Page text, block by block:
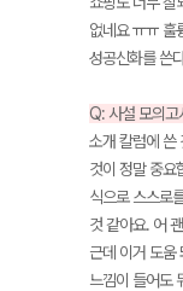
없네요 ㅠㅠ 훌
성공신화를 쓴
Q: 사설 모의
소개 칼럼에 쓴
것이 정말 중요
식으로 스스로
것 같아요. 어
근데 이거 도움
느낌이 들어도